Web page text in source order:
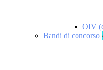
OIV
Bandi di concorso